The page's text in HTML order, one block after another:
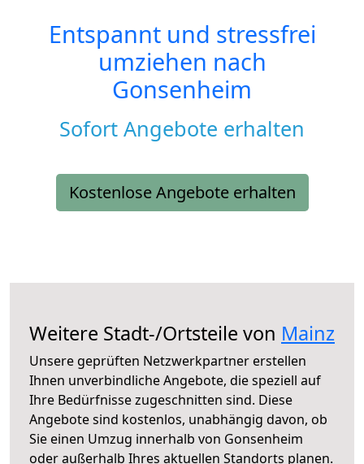
Entspannt und stressfrei
umziehen nach
Gonsenheim
Sofort Angebote erhalten
Kostenlose Angebote erhalten
Weitere Stadt-/Ortsteile von Mainz
Unsere geprüften Netzwerkpartner erstellen
Ihnen unverbindliche Angebote, die speziell auf
Ihre Bedürfnisse zugeschnitten sind. Diese
Angebote sind kostenlos, unabhängig davon, ob
Sie einen Umzug innerhalb von Gonsenheim
oder außerhalb Ihres aktuellen Standorts planen.